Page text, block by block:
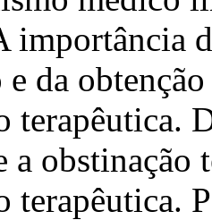
importância
da
terapêutica.
a obstinação
terapêutica.